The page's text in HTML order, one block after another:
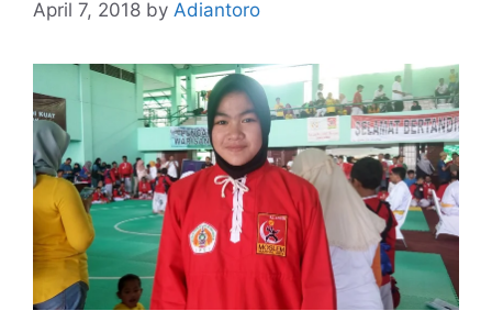
April 7, 2018 by Adiantoro